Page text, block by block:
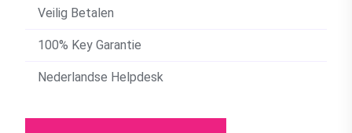
Veilig Betalen
100% Key Garantie
Nederlandse Helpdesk